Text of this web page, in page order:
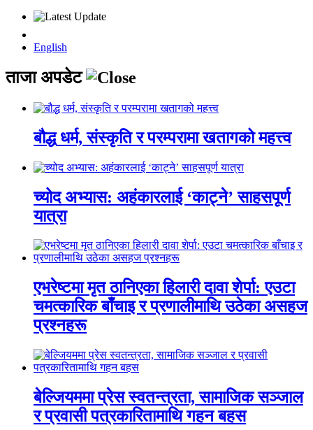
English
ताजा अपडेट
बौद्ध धर्म, संस्कृति र परम्परामा खतागको महत्त्व
च्योद अभ्यास: अहंकारलाई ‘काट्ने’ साहसपूर्ण
यात्रा
एभरेष्टमा मृत ठानिएका हिलारी दावा शेर्पा: एउटा
चमत्कारिक बाँचाइ र प्रणालीमाथि उठेका असहज
प्रश्नहरू
बेल्जियममा प्रेस स्वतन्त्रता, सामाजिक सञ्जाल
र प्रवासी पत्रकारितामाथि गहन बहस